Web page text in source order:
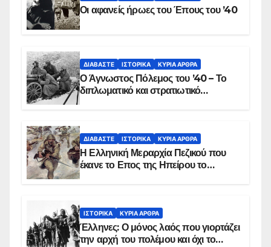
Οι αφανείς ήρωες του Έπους του ’40
ΔΙΑΒΆΣΤΕ ΙΣΤΟΡΙΚΆ ΚΥΡΙΑ ΑΡΘΡΑ
Ο Άγνωστος Πόλεμος του ’40 – Το
διπλωματικό και στρατιωτικό
ΔΙΑΒΆΣΤΕ ΙΣΤΟΡΙΚΆ ΚΥΡΙΑ ΑΡΘΡΑ
Η Ελληνική Μεραρχία Πεζικού που
έκανε το Επος της Ηπείρου το
ΙΣΤΟΡΙΚΆ ΚΥΡΙΑ ΑΡΘΡΑ
Έλληνες: Ο μόνος λαός που γιορτάζει
την αρχή του πολέμου και όχι το